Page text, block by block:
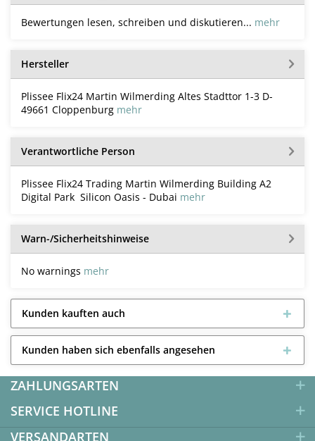
Bewertungen lesen, schreiben und diskutieren... mehr
Hersteller
Plissee Flix24 Martin Wilmerding Altes Stadttor 1-3 D-
49661 Cloppenburg mehr
Verantwortliche Person
Plissee Flix24 Trading Martin Wilmerding Building A2
Digital Park Silicon Oasis - Dubai mehr
Warn-/Sicherheitshinweise
No warnings mehr
Kunden kauften auch
Kunden haben sich ebenfalls angesehen
ZAHLUNGSARTEN
SERVICE HOTLINE
VERSANDARTEN